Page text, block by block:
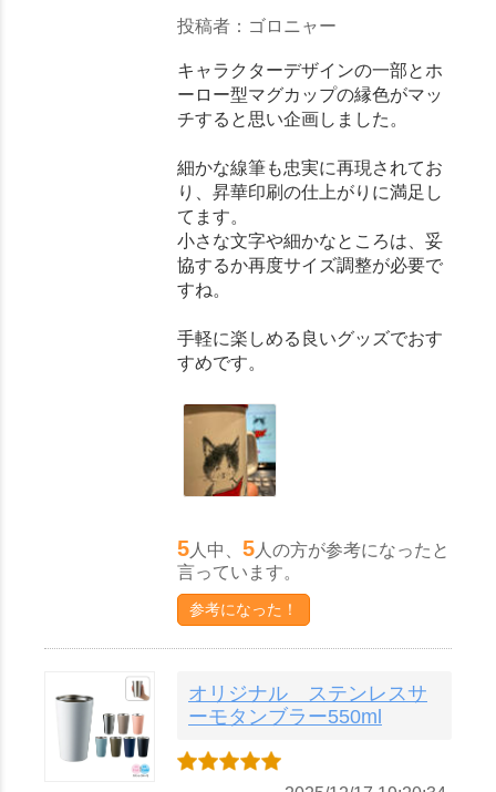
投稿者：ゴロニャー
キャラクターデザインの一部とホ
ーロー型マグカップの縁色がマッ
チすると思い企画しました。
細かな線筆も忠実に再現されてお
り、昇華印刷の仕上がりに満足し
てます。
小さな文字や細かなところは、妥
協するか再度サイズ調整が必要で
すね。
手軽に楽しめる良いグッズでおす
すめです。
5 人中、 5 人の方が参考になったと
言っています。
参考になった！
オリジナル ステンレスサ
ーモタンブラー550ml